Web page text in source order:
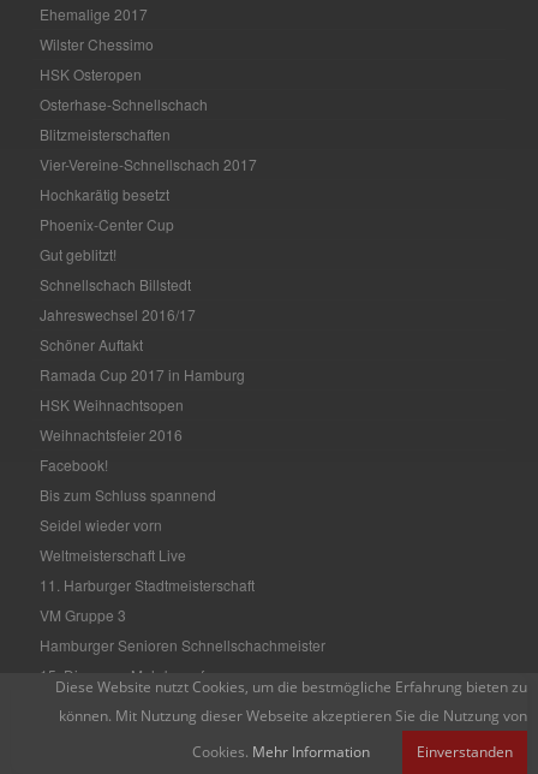
Ehemalige 2017
Wilster Chessimo
HSK Osteropen
Osterhase-Schnellschach
Blitzmeisterschaften
Vier-Vereine-Schnellschach 2017
Hochkarätig besetzt
Phoenix-Center Cup
Gut geblitzt!
Schnellschach Billstedt
Jahreswechsel 2016/17
Schöner Auftakt
Ramada Cup 2017 in Hamburg
HSK Weihnachtsopen
Weihnachtsfeier 2016
Facebook!
Bis zum Schluss spannend
Seidel wieder vorn
Weltmeisterschaft Live
11. Harburger Stadtmeisterschaft
VM Gruppe 3
Hamburger Senioren Schnellschachmeister
15. Diogenes Mehrkampf
Diese Website nutzt Cookies, um die bestmögliche Erfahrung bieten zu
können. Mit Nutzung dieser Webseite akzeptieren Sie die Nutzung von
Cookies. Mehr Information Einverstanden